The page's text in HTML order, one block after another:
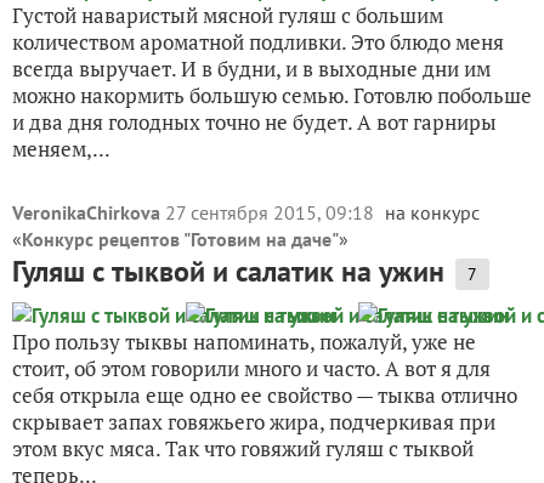
Густой наваристый мясной гуляш с большим
количеством ароматной подливки. Это блюдо меня
всегда выручает. И в будни, и в выходные дни им
можно накормить большую семью. Готовлю побольше
и два дня голодных точно не будет. А вот гарниры
меняем,...
VeronikaChirkova 27 сентября 2015, 09:18 на конкурс
«Конкурс рецептов "Готовим на даче"»
Гуляш с тыквой и салатик на ужин 7
Про пользу тыквы напоминать, пожалуй, уже не
стоит, об этом говорили много и часто. А вот я для
себя открыла еще одно ее свойство — тыква отлично
скрывает запах говяжьего жира, подчеркивая при
этом вкус мяса. Так что говяжий гуляш с тыквой
теперь...